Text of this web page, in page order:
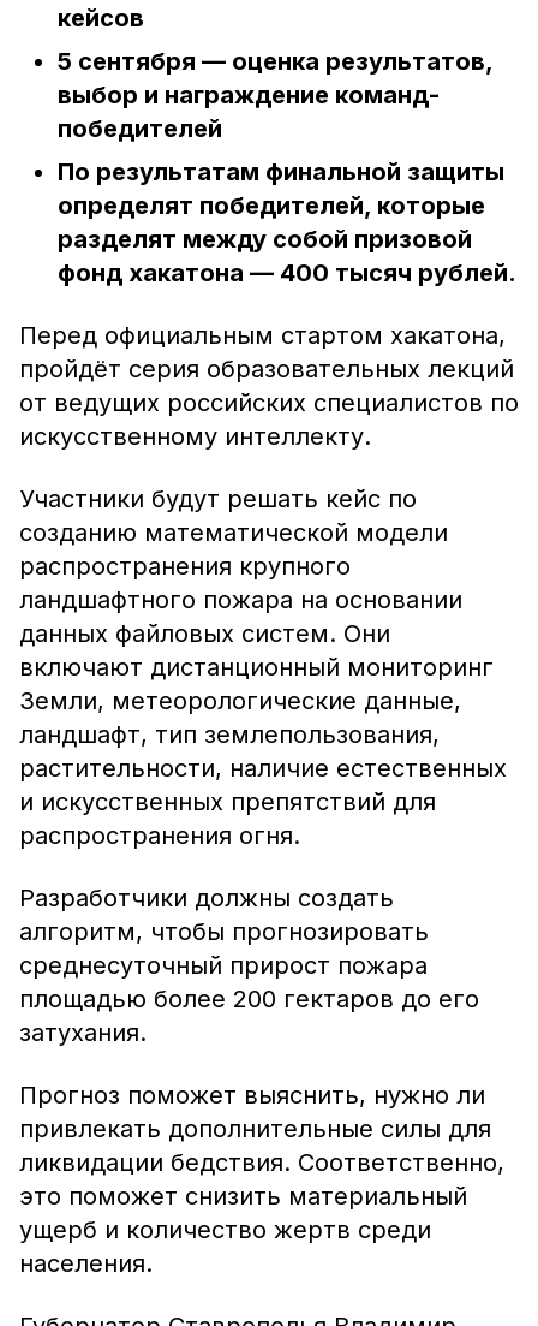
кейсов
5 сентября — оценка результатов,
выбор и награждение команд-
победителей
По результатам финальной защиты
определят победителей, которые
разделят между собой призовой
фонд хакатона — 400 тысяч рублей.
Перед официальным стартом хакатона,
пройдёт серия образовательных лекций
от ведущих российских специалистов по
искусственному интеллекту.
Участники будут решать кейс по
созданию математической модели
распространения крупного
ландшафтного пожара на основании
данных файловых систем. Они
включают дистанционный мониторинг
Земли, метеорологические данные,
ландшафт, тип землепользования,
растительности, наличие естественных
и искусственных препятствий для
распространения огня.
Разработчики должны создать
алгоритм, чтобы прогнозировать
среднесуточный прирост пожара
площадью более 200 гектаров до его
затухания.
Прогноз поможет выяснить, нужно ли
привлекать дополнительные силы для
ликвидации бедствия. Соответственно,
это поможет снизить материальный
ущерб и количество жертв среди
населения.